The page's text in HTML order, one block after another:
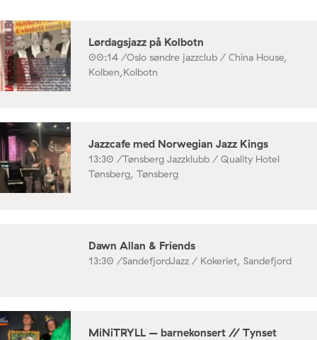
Lørdagsjazz på Kolbotn
00:14 /Oslo søndre jazzclub / China House,
Kolben,Kolbotn
Jazzcafe med Norwegian Jazz Kings
13:30 /Tønsberg Jazzklubb / Quality Hotel
Tønsberg, Tønsberg
Dawn Allan & Friends
13:30 /SandefjordJazz / Kokeriet, Sandefjord
MiNiTRYLL – barnekonsert // Tynset